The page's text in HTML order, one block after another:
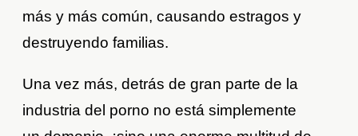
más y más común, causando estragos y
destruyendo familias.
Una vez más, detrás de gran parte de la
industria del porno no está simplemente